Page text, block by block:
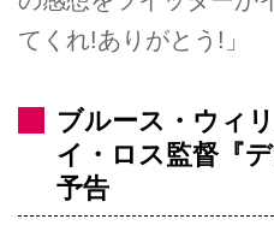
てくれ!ありがとう!」
ブルース・ウィ
イ・ロス監督『
予告